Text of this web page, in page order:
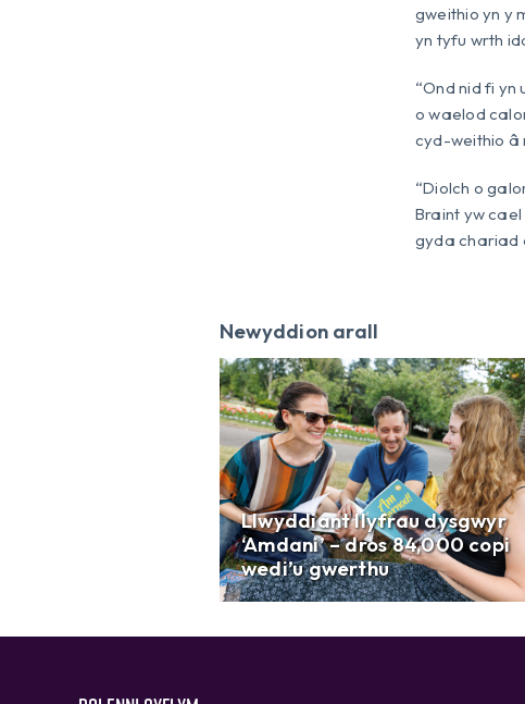
gweithio yn y
yn tyfu wrth
“Ond nid fi
o waelod
cyd-weithio â
“Diolch o
Braint yw
gyda chariad
Newyddion arall
Llwyddiant llyfrau dysgwyr
‘Amdani’ – dros 84,000 copi
wedi’u gwerthu